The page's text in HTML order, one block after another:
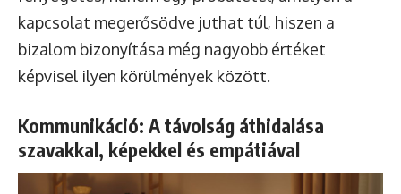
kapcsolat megerősödve juthat túl, hiszen a
bizalom bizonyítása még nagyobb értéket
képvisel ilyen körülmények között.
Kommunikáció: A távolság áthidalása
szavakkal, képekkel és empátiával